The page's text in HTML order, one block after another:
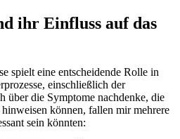
ihr‌ Einfluss auf das
spielt eine entscheidende Rolle in⁤
einschließlich der
über⁢ die Symptome​ nachdenke, die
können, ​fallen ⁣mir mehrere
sein könnten: